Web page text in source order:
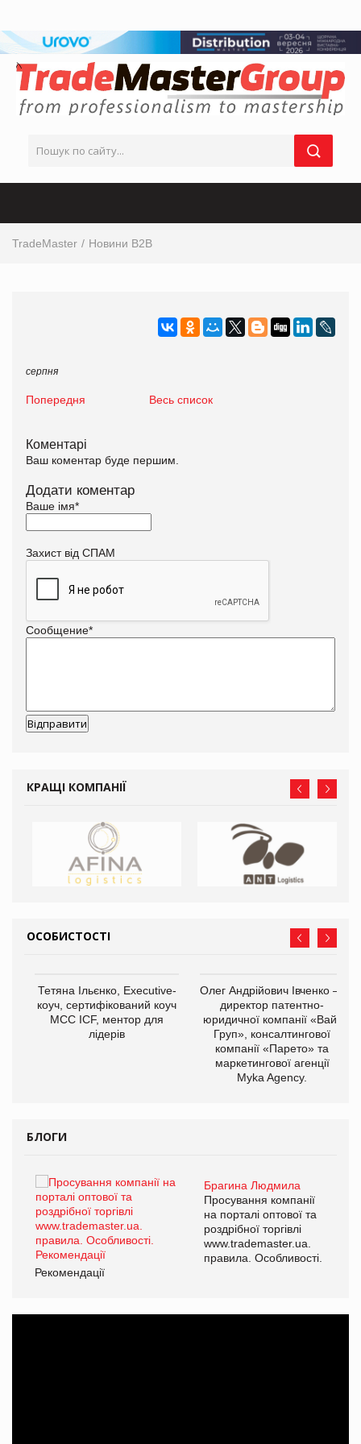
TradeMaster Новини B2B
серпня
Попередня Весь список
Коментарі
Ваш коментар буде першим.
Додати коментар
Ваше імя*
Захист від СПАМ
Сообщение*
КРАЩІ КОМПАНІЇ
ОСОБИСТОСТІ
Тетяна Ільєнко, Executive-
коуч, сертифікований коуч
МСС ICF, ментор для
лідерів
Олег Андрійович Івченко —
директор патентно-
юридичної компанії «Вайз
Груп», консалтингової
компанії «Парето» та
маркетингової агенції
Myka Agency.
БЛОГИ
Брагина Людмила
Просування компанії
на порталі оптової та
роздрібної торгівлі
www.trademaster.ua.
правила. Особливості.
Рекомендації